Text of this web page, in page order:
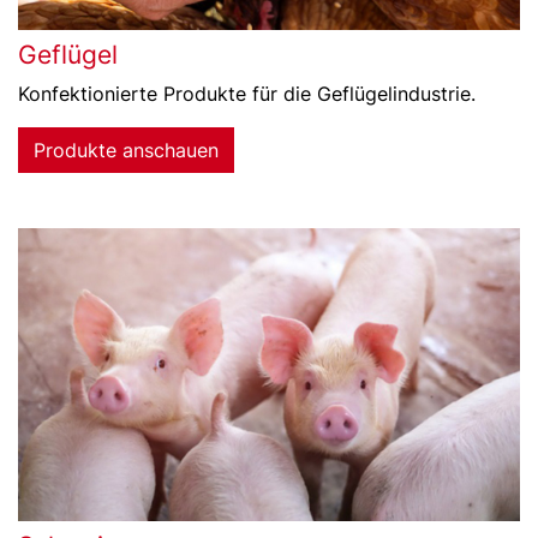
Geflügel
Konfektionierte Produkte für die Geflügelindustrie.
Produkte anschauen